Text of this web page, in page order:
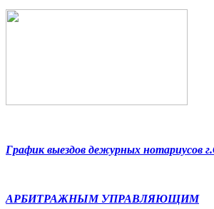
График выездов дежурных
АРБИТРАЖНЫМ УПРАВЛЯЮЩИМ